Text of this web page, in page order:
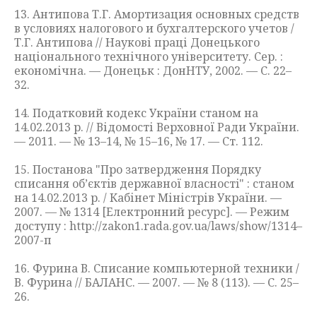
13. Антипова Т.Г. Амортизация основных средств
в условиях налогового и бухгалтерского учетов /
Т.Г. Антипова // Наукові праці Донецького
національного технічного університету. Сер. :
економічна. — Донецьк : ДонНТУ, 2002. — С. 22–
32.
14. Податковий кодекс України станом на
14.02.2013 р. // Відомості Верховної Ради України.
— 2011. — № 13–14, № 15–16, № 17. — Ст. 112.
15. Постанова "Про затвердження Порядку
списання об’єктiв державної власностi" : станом
на 14.02.2013 р. / Кабінет Міністрів України. —
2007. — № 1314 [Електронний ресурс]. — Режим
доступу : http://zakon1.rada.gov.ua/laws/show/1314–
2007-п
16. Фурина В. Списание компьютерной техники /
В. Фурина // БАЛАНС. — 2007. — № 8 (113). — С. 25–
26.